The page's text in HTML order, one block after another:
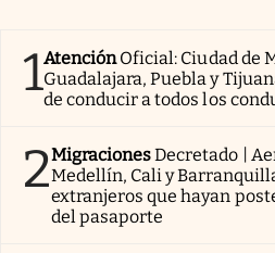
1AtenciónOficial: Ciudad de
Guadalajara, Puebla y
de conducir a todos los
2MigracionesDecretado |
Medellín, Cali y
extranjeros que hayan
del pasaporte